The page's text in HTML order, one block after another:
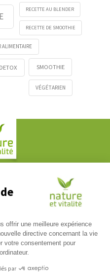
RECETTE AU BLENDER
RECETTE DE SMOOTHIE
ALIMENTAIRE
SMOOTHIE
VÉGÉTARIEN
du lundi au vendredi
via notreformulaire de
offrir une meilleure expérience
directive concernant la vie
votre consentement pour
par